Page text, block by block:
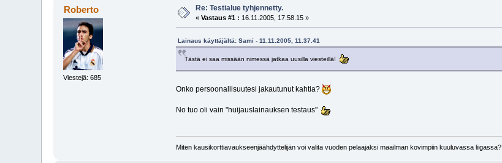
Roberto
Viestejä: 685
Re: Testialue tyhjennetty.
«Vastaus #1 : 16.11.2005, 17.58.15 »
Lainaus käyttäjältä: Sami - 11.11.2005, 11.37.41
Tästä ei saa missään nimessä jatkaa uusilla viesteillä!
Onko persoonallisuutesi jakautunut kahtia?
No tuo oli vain "huijauslainauksen testaus"
Miten kausikorttiavaukseenjäähdyttelijän voi valita vuoden pelaajaksi maailman kovimpiin kuuluvassa liigassa?